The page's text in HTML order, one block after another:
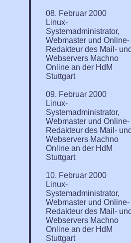
08. Februar 2000
Linux-
Systemadministrator,
Webmaster und Online-
Redakteur des Mail-
Webservers Machno
Online an der HdM
Stuttgart
09. Februar 2000
Linux-
Systemadministrator,
Webmaster und Online-
Redakteur des Mail-
Webservers Machno
Online an der HdM
Stuttgart
10. Februar 2000
Linux-
Systemadministrator,
Webmaster und Online-
Redakteur des Mail-
Webservers Machno
Online an der HdM
Stuttgart